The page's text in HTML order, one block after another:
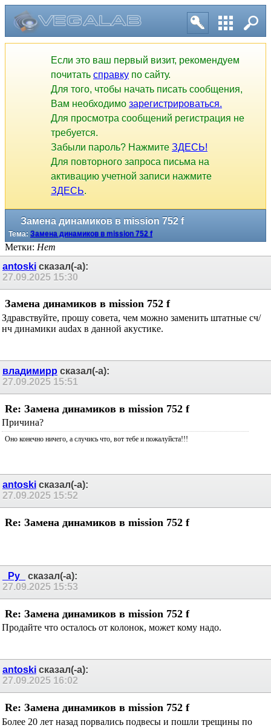
Если это ваш первый визит, рекомендуем
почитать справку по сайту.
Для того, чтобы начать писать сообщения,
Вам необходимо зарегистрироваться.
Для просмотра сообщений регистрация не
требуется.
Забыли пароль? Нажмите ЗДЕСЬ!
Для повторного запроса письма на
активацию учетной записи нажмите
ЗДЕСЬ.
Замена динамиков в mission 752 f
Тема: Замена динамиков в mission 752 f
Метки: Нет
antoskiсказал(-а):
27.09.2025
Замена динамиков в mission 752 f
Здравствуйте, прошу совета, чем можно заменить штатные сч/
нч динамики audax в данной акустике.
владимиррсказал(-а):
27.09.2025
Re: Замена динамиков в mission 752 f
Причина?
Оно конечно ничего, а случись что, вот тебе и пожалуйста!!!
antoskiсказал(-а):
27.09.2025
Re: Замена динамиков в mission 752 f
_Ру_сказал(-а):
27.09.2025 15:53
Re: Замена динамиков в mission 752 f
Продайте что осталось от колонок, может кому надо.